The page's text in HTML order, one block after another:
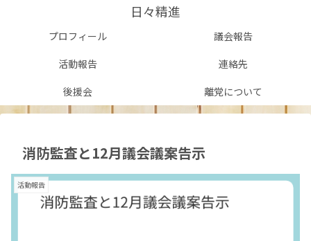
日々精進
プロフィール
議会報告
活動報告
連絡先
後援会
離党について
消防監査と12月議会議案告示
活動報告